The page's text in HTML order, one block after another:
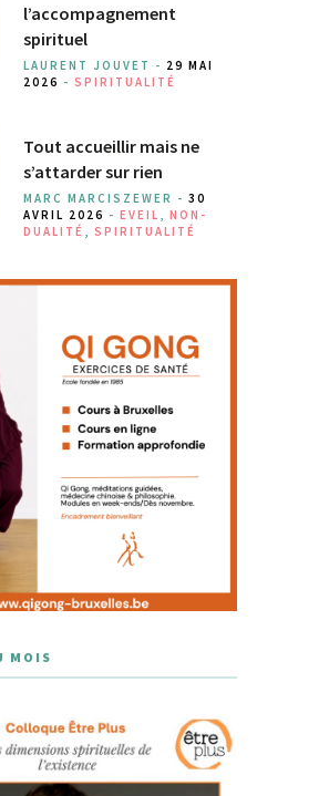
l’accompagnement
spirituel
LAURENT JOUVET - 29 MAI
2026 - SPIRITUALITÉ
Tout accueillir mais ne
s’attarder sur rien
MARC MARCISZEWER - 30
AVRIL 2026 - EVEIL
NON-
DUALITÉ
SPIRITUALITÉ
MOIS